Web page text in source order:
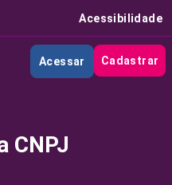
Acessibilidade
Acessar Cadastrar
CNPJ